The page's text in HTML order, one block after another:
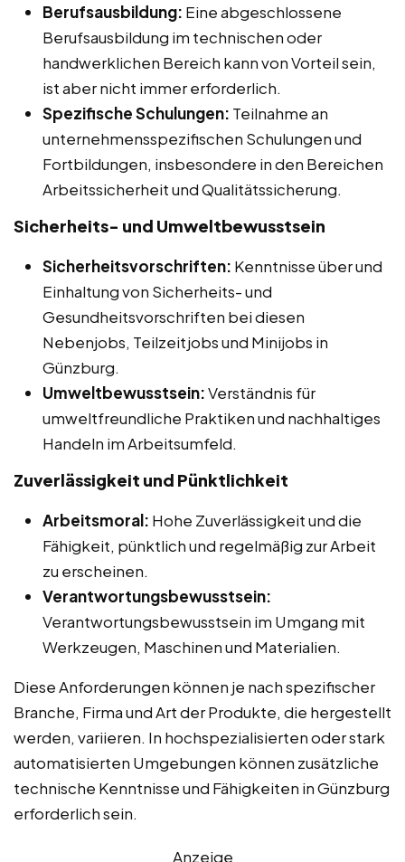
Berufsausbildung: Eine abgeschlossene
Berufsausbildung im technischen oder
handwerklichen Bereich kann von Vorteil sein,
ist aber nicht immer erforderlich.
Spezifische Schulungen: Teilnahme an
unternehmensspezifischen Schulungen und
Fortbildungen, insbesondere in den Bereichen
Arbeitssicherheit und Qualitätssicherung.
Sicherheits- und Umweltbewusstsein
Sicherheitsvorschriften: Kenntnisse über und
Einhaltung von Sicherheits- und
Gesundheitsvorschriften bei diesen
Nebenjobs, Teilzeitjobs und Minijobs in
Günzburg.
Umweltbewusstsein:Verständnis für
umweltfreundliche Praktiken und nachhaltiges
Handeln im Arbeitsumfeld.
Zuverlässigkeit und Pünktlichkeit
Arbeitsmoral: Hohe Zuverlässigkeit und die
Fähigkeit, pünktlich und regelmäßig zur Arbeit
zu erscheinen.
Verantwortungsbewusstsein:
Verantwortungsbewusstsein im Umgang mit
Werkzeugen, Maschinen und Materialien.
Diese Anforderungen können je nach spezifischer
Branche, Firma und Art der Produkte, die hergestellt
werden, variieren. In hochspezialisierten oder stark
automatisierten Umgebungen können zusätzliche
technische Kenntnisse und Fähigkeiten in Günzburg
erforderlich sein.
Anzeige